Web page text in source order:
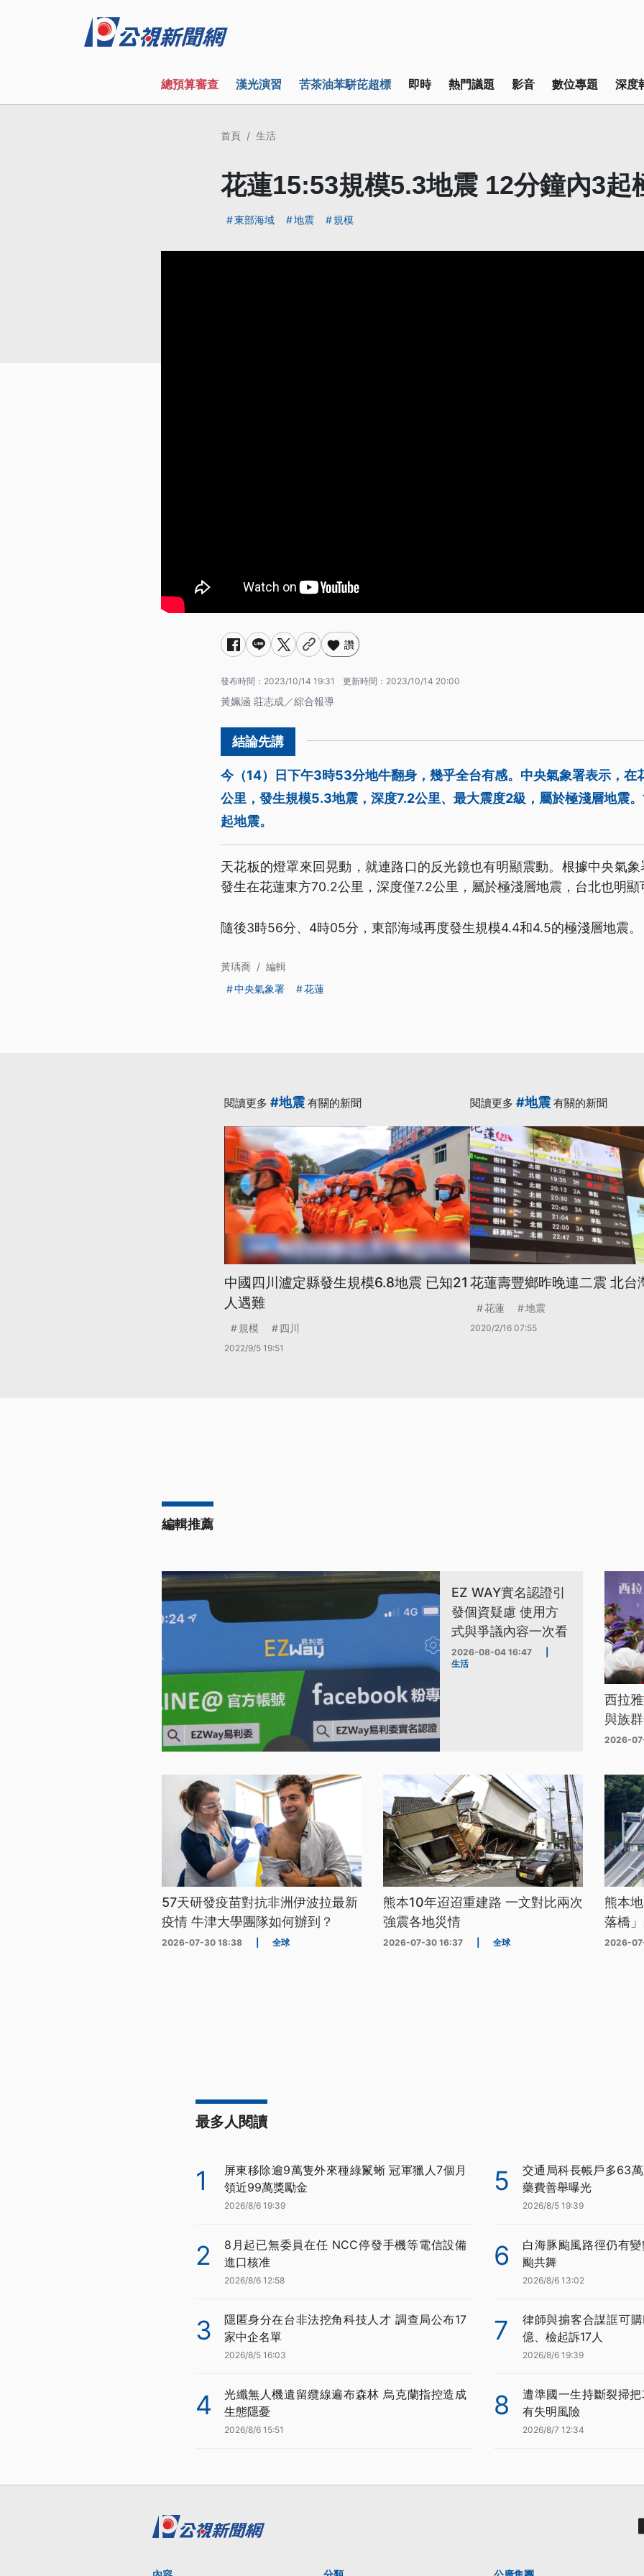
總預算審查 漢光演習 苦茶油苯駢芘超標 即時 熱門議題 影音 數位專題 深度
首頁 生活
花蓮15:53規模5.3地震 12分鐘內3起
東部海域 地震 規模
讚
發布時間： 2023/10/14 19:31 更新時間： 2023/10/14 20:00
黃姵涵 莊志成／綜合報導
今（14）日下午3時53分地牛翻身，幾乎全台有感。中央氣象署表示，在
公里，發生規模5.3地震，深度7.2公里、最大震度2級，屬於極淺層地震
起地震。
天花板的燈罩來回晃動，就連路口的反光鏡也有明顯震動。根據中央氣
發生在花蓮東方70.2公里，深度僅7.2公里，屬於極淺層地震，台北也明
隨後3時56分、4時05分，東部海域再度發生規模4.4和4.5的極淺層地震。
黃瑀喬 / 編輯
中央氣象署
花蓮
閱讀更多 #地震 有關的新聞
中國四川瀘定縣發生規模6.8地震 已知21
人遇難
規模 四川
2022/9/5 19:51
閱讀更多 #地震 有關的新聞
花蓮壽豐鄉昨晚連二震 北台
花蓮 地震
2020/2/16 07:55
編輯推薦
EZ WAY實名認證引
發個資疑慮 使用方
式與爭議內容一次看
2026-08-04 16:47
生活
西拉
與族
2026-
57天研發疫苗對抗非洲伊波拉最新
疫情 牛津大學團隊如何辦到？
2026-07-30 18:38 全球
熊本10年迢迢重建路 一文對比兩次
強震各地災情
2026-07-30 16:37 全球
熊本
落橋
2026-
最多人閱讀
1
屏東移除逾9萬隻外來種綠鬣蜥 冠軍獵人7個月
領近99萬獎勵金
2026/8/6 19:39
2
8月起已無委員在任 NCC停發手機等電信設備
進口核准
2026/8/6 12:58
3
隱匿身分在台非法挖角科技人才 調查局公布17
家中企名單
2026/8/5 16:03
4
光纖無人機遺留纜線遍布森林 烏克蘭指控造成
生態隱憂
2026/8/6 15:51
5
交通局科長帳戶多63
藥費善舉曝光
2026/8/5 19:39
6
白海豚颱風路徑仍有
颱共舞
2026/8/6 13:02
7
律師與掮客合謀誆可
億、檢起訴17人
2026/8/6 19:39
8
遭準國一生持斷裂掃
有失明風險
2026/8/7 12:34